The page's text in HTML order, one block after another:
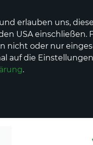
erlauben uns,
USA
oder nur
auf die
.